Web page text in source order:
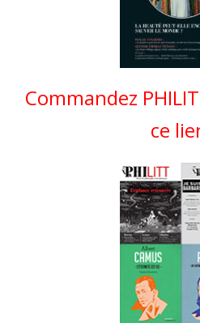
Commandez
ce